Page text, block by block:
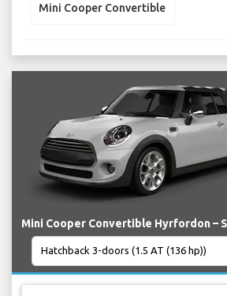
Mini Cooper Convertible
Mini Cooper Convertible Hyrfordon –